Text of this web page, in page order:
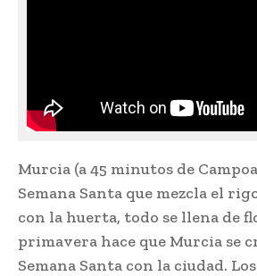
Murcia (a 45 minutos de
Semana Santa que mezcla el
con la huerta, todo se llena de
primavera hace que Murcia se
Semana Santa con la ciudad.